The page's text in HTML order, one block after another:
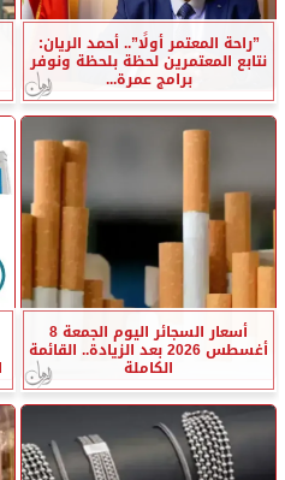
”راحة المعتمر أولًا”.. أحمد الريان:
نتابع المعتمرين لحظة بلحظة ونوفر
برامج عمرة...
أسعار السجائر اليوم الجمعة 8
أغسطس 2026 بعد الزيادة.. القائمة
الكاملة